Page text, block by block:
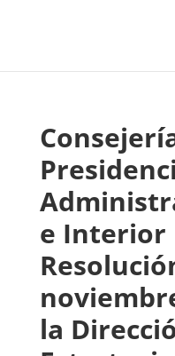
e Interior
la